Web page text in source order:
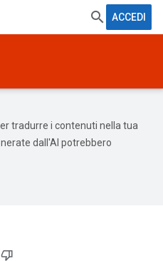
ACCEDI
tradurre i contenuti nella tua
dall'AI potrebbero